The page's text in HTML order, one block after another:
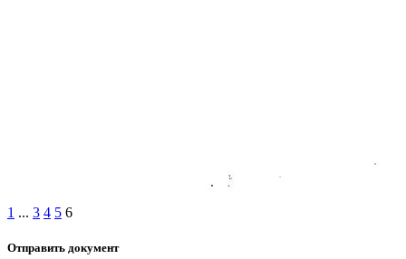
1 ... 3 4 5 6
Отправить документ